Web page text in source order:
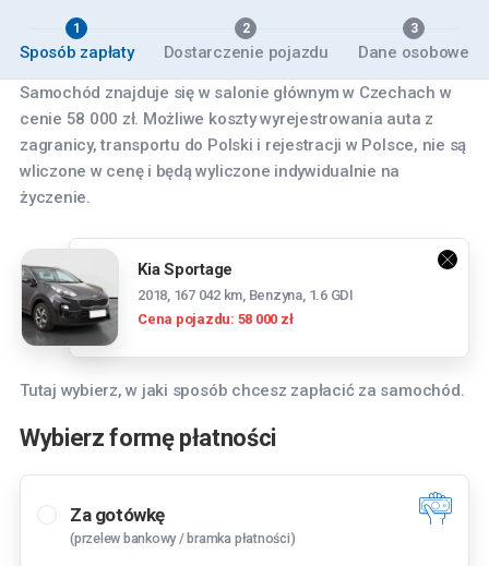
1
Sposób zapłaty
2
Dostarczenie pojazdu
3
Dane osobowe
Samochód znajduje się w salonie głównym w Czechach w
cenie 58 000 zł. Możliwe koszty wyrejestrowania auta z
zagranicy, transportu do Polski i rejestracji w Polsce, nie są
wliczone w cenę i będą wyliczone indywidualnie na
życzenie.
Kia Sportage
2018, 167 042 km, Benzyna, 1.6 GDI
Cena pojazdu: 58 000 zł
Tutaj wybierz, w jaki sposób chcesz zapłacić za samochód.
Wybierz formę płatności
Za gotówkę
(przelew bankowy / bramka płatności)
Wybierz oddział